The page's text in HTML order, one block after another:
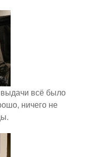
всё было
ничего не